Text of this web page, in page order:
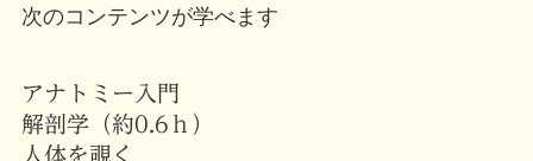
次のコンテンツが学べます
アナトミー入門
解剖学（約0.6ｈ）
人体を覗く